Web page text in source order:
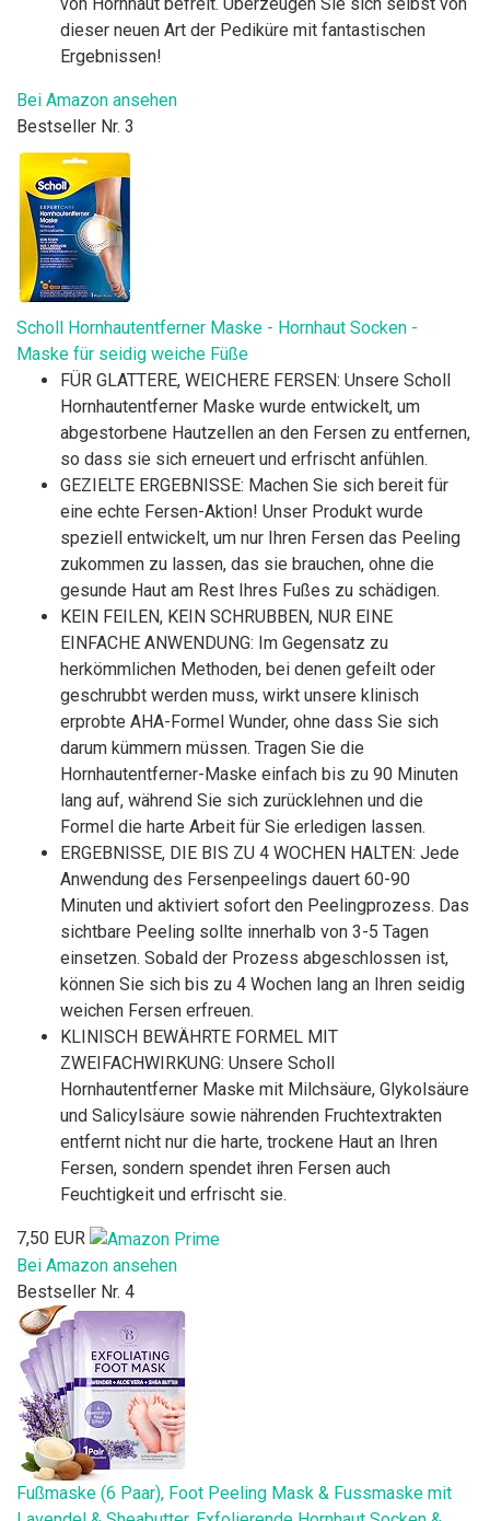
dieser neuen Art der Pediküre mit fantastischen
Ergebnissen!
Bei Amazon ansehen
Bestseller Nr. 3
Scholl Hornhautentferner Maske - Hornhaut Socken -
Maske für seidig weiche Füße
FÜR GLATTERE, WEICHERE FERSEN: Unsere Scholl
Hornhautentferner Maske wurde entwickelt, um
abgestorbene Hautzellen an den Fersen zu entfernen,
so dass sie sich erneuert und erfrischt anfühlen.
GEZIELTE ERGEBNISSE: Machen Sie sich bereit für
eine echte Fersen-Aktion! Unser Produkt wurde
speziell entwickelt, um nur Ihren Fersen das Peeling
zukommen zu lassen, das sie brauchen, ohne die
gesunde Haut am Rest Ihres Fußes zu schädigen.
KEIN FEILEN, KEIN SCHRUBBEN, NUR EINE
EINFACHE ANWENDUNG: Im Gegensatz zu
herkömmlichen Methoden, bei denen gefeilt oder
geschrubbt werden muss, wirkt unsere klinisch
erprobte AHA-Formel Wunder, ohne dass Sie sich
darum kümmern müssen. Tragen Sie die
Hornhautentferner-Maske einfach bis zu 90 Minuten
lang auf, während Sie sich zurücklehnen und die
Formel die harte Arbeit für Sie erledigen lassen.
ERGEBNISSE, DIE BIS ZU 4 WOCHEN HALTEN: Jede
Anwendung des Fersenpeelings dauert 60-90
Minuten und aktiviert sofort den Peelingprozess. Das
sichtbare Peeling sollte innerhalb von 3-5 Tagen
einsetzen. Sobald der Prozess abgeschlossen ist,
können Sie sich bis zu 4 Wochen lang an Ihren seidig
weichen Fersen erfreuen.
KLINISCH BEWÄHRTE FORMEL MIT
ZWEIFACHWIRKUNG: Unsere Scholl
Hornhautentferner Maske mit Milchsäure, Glykolsäure
und Salicylsäure sowie nährenden Fruchtextrakten
entfernt nicht nur die harte, trockene Haut an Ihren
Fersen, sondern spendet ihren Fersen auch
Feuchtigkeit und erfrischt sie.
7,50 EUR
Bei Amazon ansehen
Bestseller Nr. 4
Fußmaske (6 Paar), Foot Peeling Mask & Fussmaske mit